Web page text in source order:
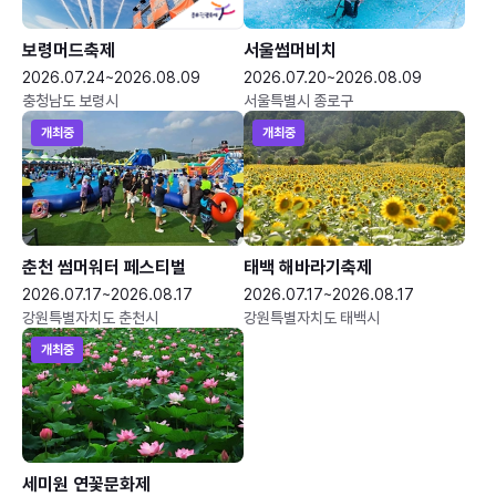
보령머드축제
2026.07.24~2026.08.09
충청남도 보령시
서울썸머비치
2026.07.20~2026.08.09
서울특별시 종로구
개최중
춘천 썸머워터 페스티벌
2026.07.17~2026.08.17
강원특별자치도 춘천시
개최중
태백 해바라기축제
2026.07.17~2026.08.17
강원특별자치도 태백시
개최중
세미원 연꽃문화제